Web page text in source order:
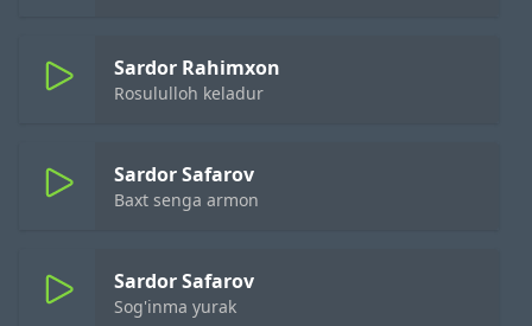
Sardor Rahimxon
Rosululloh keladur
Sardor Safarov
Baxt senga armon
Sardor Safarov
Sog'inma yurak